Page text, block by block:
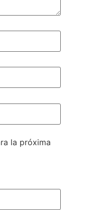
la próxima